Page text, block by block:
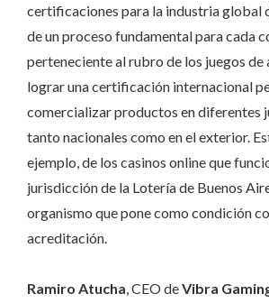
certificaciones para la industria global
de un proceso fundamental para cada
perteneciente al rubro de los juegos de
lograr una certificación internacional
comercializar productos en diferentes
tanto nacionales como en el exterior.
ejemplo, de los casinos online que
jurisdicción de la Lotería de Buenos
organismo que pone como condición
acreditación.
Ramiro Atucha , CEO deVibra